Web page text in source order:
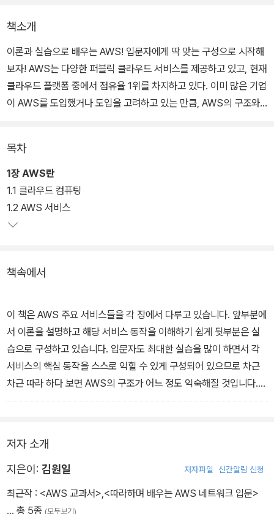
책소개
이론과 실습으로 배우는 AWS! 입문자에게 딱 맞는 구성으로 시작해
보자! AWS는 다양한 퍼블릭 클라우드 서비스를 제공하고 있고, 현재
클라우드 플랫폼 중에서 점유율 1위를 차지하고 있다. 이미 많은 기업
이 AWS를 도입했거나 도입을 고려하고 있는 만큼, AWS의 구조와
를 중심으로 개념을 설명한다. 이론이 끝나면 실습으로 직접 서비스
를 다뤄보기 때문에 어떻게 동작하는지 제대로 익힐 수 있다. 마지막
장에서는 AWS 서비스를 활용해 프로젝트 실습까지 해본다. AWS를
어디서부터 어떻게 공부해야 할지 모르겠다면 이 책으로 쉽게 입문해
보자!
목차
1장 AWS란
1.1 클라우드 컴퓨팅
1.2 AWS 서비스
책속에서
이 책은 AWS 주요 서비스들을 각 장에서 다루고 있습니다. 앞부분에
서 이론을 설명하고 해당 서비스 동작을 이해하기 쉽게 뒷부분은 실
습으로 구성하고 있습니다. 입문자도 최대한 실습을 많이 하면서 각
서비스의 핵심 동작을 스스로 익힐 수 있게 구성되어 있으므로 차근
차근 따라 하다 보면 AWS의 구조가 어느 정도 익숙해질 것입니다.
마지막으로 이 책이 완성될 때까지 여러모로 도움을 주신 많은 분께
-김원일, 서종호, 김석필
저자 소개
지은이: 김원일 저자파일 신간알림 신청
최근작 : <AWS 교과서> <따라하며 배우는 AWS 네트워크 입문>
… 총 5종 (모두보기)